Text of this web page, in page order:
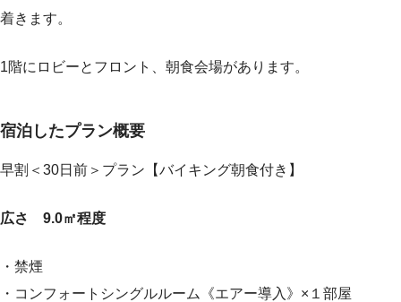
着きます。
1階にロビーとフロント、朝食会場があります。
宿泊したプラン概要
早割＜30日前＞プラン【バイキング朝食付き】
広さ 9.0㎡程度
・禁煙
・コンフォートシングルルーム《エアー導入》×１部屋